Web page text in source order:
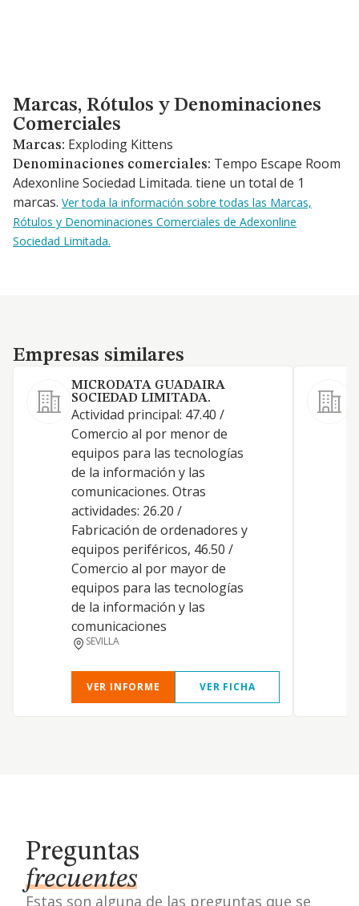
Marcas, Rótulos y Denominaciones Comerciales
Marcas, Rótulos y Denominaciones
Comerciales
Marcas: Exploding Kittens
Denominaciones comerciales: Tempo Escape Room
Adexonline Sociedad Limitada. tiene un total de 1
marcas. Ver toda la información sobre todas las Marcas,
Rótulos y Denominaciones Comerciales de Adexonline
Sociedad Limitada.
Empresas similares
Empresas similares
MICRODATA GUADAIRA
SOCIEDAD LIMITADA.
Actividad principal: 47.40 /
Comercio al por menor de
equipos para las tecnologías
de la información y las
comunicaciones. Otras
actividades: 26.20 /
Fabricación de ordenadores y
equipos periféricos, 46.50 /
Comercio al por mayor de
equipos para las tecnologías
de la información y las
comunicaciones
SEVILLA
VER INFORME VER FICHA
Preguntas
frecuentes
Estas son alguna de las preguntas que se